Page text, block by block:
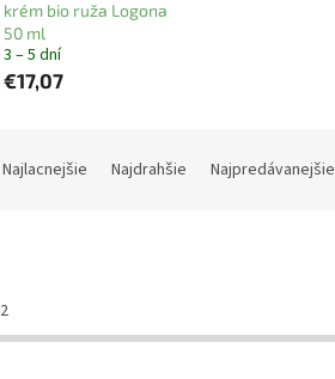
krém bio ruža Logona
50 ml
3 – 5 dní
€17,07
Najlacnejšie Najdrahšie Najpredávanejšie
2